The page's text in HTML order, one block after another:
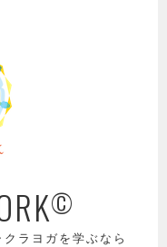
©
ラヨガを学ぶなら